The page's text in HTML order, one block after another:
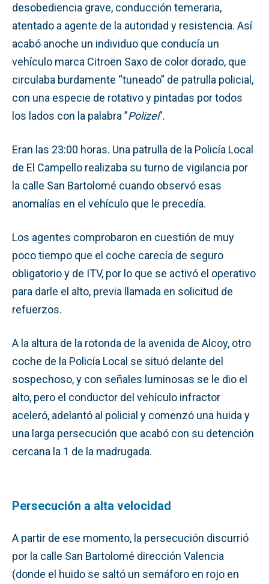
desobediencia grave, conducción temeraria,
atentado a agente de la autoridad y resistencia. Así
acabó anoche un individuo que conducía un
vehículo marca Citroën Saxo de color dorado, que
circulaba burdamente “tuneado” de patrulla policial,
con una especie de rotativo y pintadas por todos
los lados con la palabra ”Polizei”.
Eran las 23:00 horas. Una patrulla de la Policía Local
de El Campello realizaba su turno de vigilancia por
la calle San Bartolomé cuando observó esas
anomalías en el vehículo que le precedía.
Los agentes comprobaron en cuestión de muy
poco tiempo que el coche carecía de seguro
obligatorio y de ITV, por lo que se activó el operativo
para darle el alto, previa llamada en solicitud de
refuerzos.
A la altura de la rotonda de la avenida de Alcoy, otro
coche de la Policía Local se situó delante del
sospechoso, y con señales luminosas se le dio el
alto, pero el conductor del vehículo infractor
aceleró, adelantó al policial y comenzó una huida y
una larga persecución que acabó con su detención
cercana la 1 de la madrugada.
Persecución a alta velocidad
A partir de ese momento, la persecución discurrió
por la calle San Bartolomé dirección Valencia
(donde el huido se saltó un semáforo en rojo en